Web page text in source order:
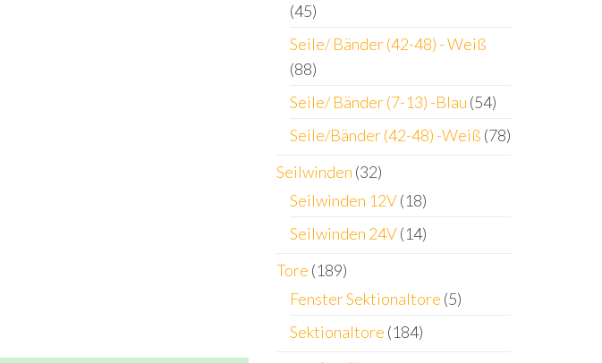
(45)
Seile/ Bänder (42-48) - Weiß
(88)
Seile/ Bänder (7-13) -Blau (54)
Seile/Bänder (42-48) -Weiß (78)
Seilwinden (32)
Seilwinden 12V (18)
Seilwinden 24V (14)
Tore (189)
Fenster Sektionaltore (5)
Sektionaltore (184)